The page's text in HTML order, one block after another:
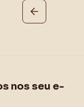
nos seu e-